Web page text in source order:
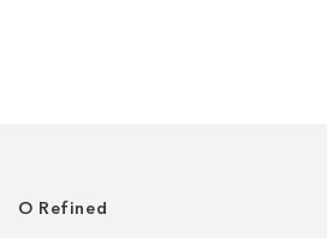
О Refined